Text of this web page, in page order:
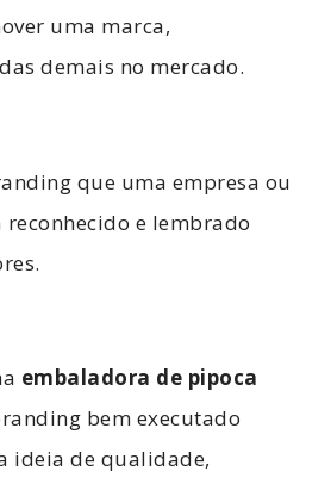
uma marca,
demais no mercado.
que uma empresa ou
e lembrado
embaladora de pipoca
bem executado
ideia de qualidade,